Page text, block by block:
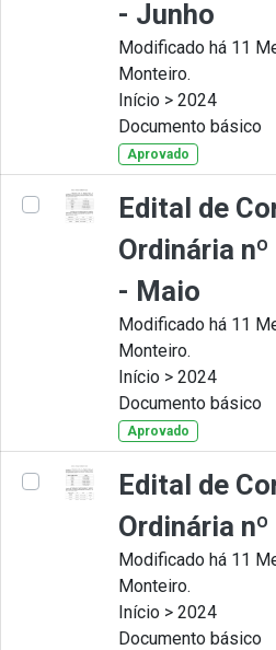
- Junho
Modificado há 11
Monteiro.
Início > 2024
Documento básico
Aprovado
Edital de
Ordinária
- Maio
Modificado há 11
Monteiro.
Início > 2024
Documento básico
Aprovado
Edital de
Ordinária
Modificado há 11
Monteiro.
Início > 2024
Documento básico